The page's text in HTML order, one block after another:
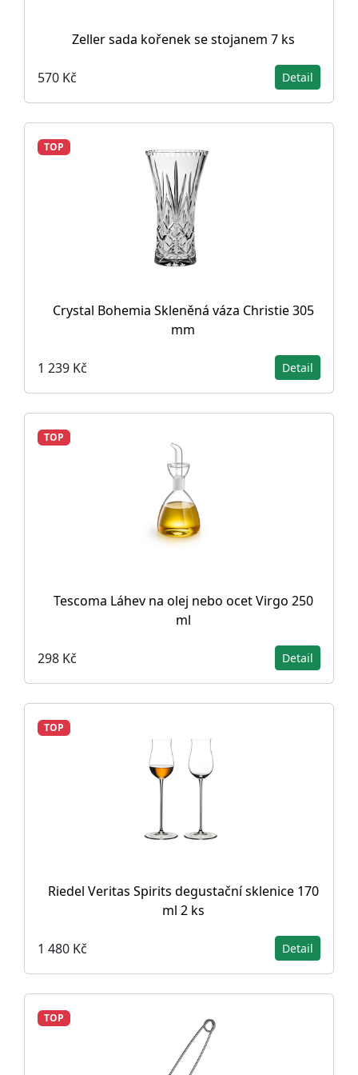
Zeller sada kořenek se stojanem 7 ks
570 Kč Detail
TOP
Crystal Bohemia Skleněná váza Christie 305
mm
1 239 Kč Detail
TOP
Tescoma Láhev na olej nebo ocet Virgo 250
ml
298 Kč Detail
TOP
Riedel Veritas Spirits degustační sklenice 170
ml 2 ks
1 480 Kč Detail
TOP